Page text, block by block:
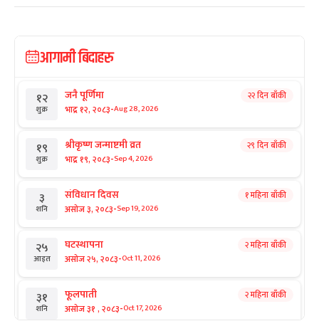
आगामी बिदाहरु
१२
शुक्र
जनै पूर्णिमा
भाद्र १२, २०८३-Aug 28, 2026
२२ दिन बाँकी
१९
शुक्र
श्रीकृष्ण जन्माष्टमी व्रत
भाद्र १९, २०८३-Sep 4, 2026
२९ दिन बाँकी
३
शनि
संविधान दिवस
असोज ३, २०८३-Sep 19, 2026
१ महिना बाँकी
२५
आइत
घटस्थापना
असोज २५, २०८३-Oct 11, 2026
२ महिना बाँकी
३१
शनि
फूलपाती
असोज ३१ , २०८३-Oct 17, 2026
२ महिना बाँकी